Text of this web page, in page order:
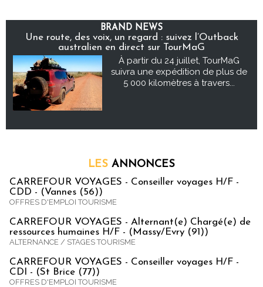
BRAND NEWS
Une route, des voix, un regard : suivez l’Outback
australien en direct sur TourMaG
À partir du 24 juillet, TourMaG
suivra une expédition de plus de
5 000 kilomètres à travers...
LES ANNONCES
CARREFOUR VOYAGES - Conseiller voyages H/F -
CDD - (Vannes (56))
OFFRES D'EMPLOI TOURISME
CARREFOUR VOYAGES - Alternant(e) Chargé(e) de
ressources humaines H/F - (Massy/Evry (91))
ALTERNANCE / STAGES TOURISME
CARREFOUR VOYAGES - Conseiller voyages H/F -
CDI - (St Brice (77))
OFFRES D'EMPLOI TOURISME